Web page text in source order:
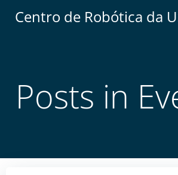
Centro de Robótica da
Posts in